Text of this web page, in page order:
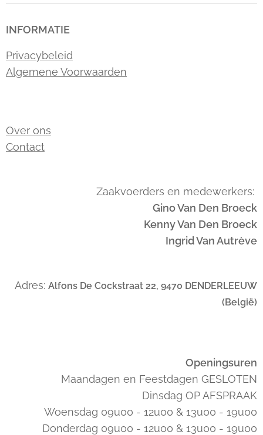
INFORMATIE
Privacybeleid
Algemene Voorwaarden
Over ons
Contact
Zaakvoerders en medewerkers:
Gino Van Den Broeck
Kenny Van Den Broeck
Ingrid Van Autrève
Adres: Alfons De Cockstraat 22, 9470 DENDERLEEUW
(België)
Openingsuren
Maandagen en Feestdagen GESLOTEN
Dinsdag OP AFSPRAAK
Woensdag 09u00 - 12u00 & 13u00 - 19u00
Donderdag 09u00 - 12u00 & 13u00 - 19u00